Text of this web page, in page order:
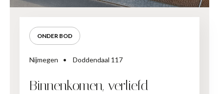
ONDER BOD
Nijmegen Doddendaal 117
Binnenkomen, verliefd